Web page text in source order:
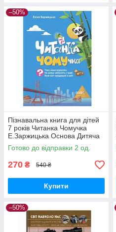
–50%
Пізнавальна книга для дітей
7 років Читанка Чомучка
Е.Заржицька Основа Дитяча
енциклопедія в питаннях та
відповідях
Готово до відправки 2 од.
270 ₴ 540 ₴
Купити
–50%